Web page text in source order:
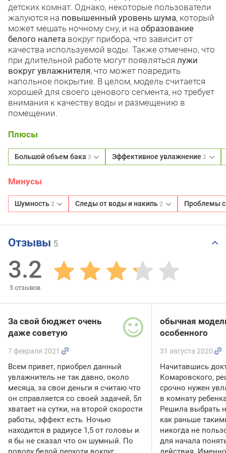
детских комнат. Однако, некоторые пользователи
жалуются на повышенный уровень шума, который
может мешать ночному сну, и на образование
белого налета вокруг прибора, что зависит от
качества используемой воды. Также отмечено, что
при длительной работе могут появляться лужи
вокруг увлажнителя, что может повредить
напольное покрытие. В целом, модель считается
хорошей для своего ценового сегмента, но требует
внимания к качеству воды и размещению в
помещении.
Плюсы
Большой объем бака 3 Эффективное увлажнение2
Минусы
Шумность 2 Следы от воды и накипь2 Проблемы
Отзывы 5
3.2
5 отзывов
За свой бюджет очень
даже советую
7 февраля 2021
Всем привет, приобрел данный
увлажнитель не так давно, около
месяца, за свои деньги я считаю что
он справляется со своей задачей, 5л
хватает на сутки, на второй скорости
работы, эффект есть. Ночью
находится в радиусе 1,5 от головы и
я бы не сказал что он шумный. По
обычная
особенного
31 августа 2020
Начитавшись
Комаровского,
срочно нужен
в комнату
Решила выбрать
как раньше
никогда не
для начала